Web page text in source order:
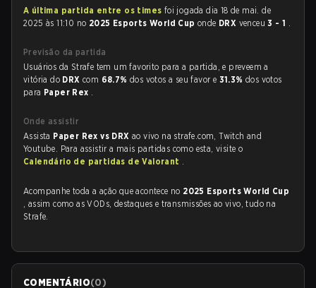
A última partida entre os times foi jogada dia 18 de mai. de
2025 às 11:10 no 2025 Esports World Cuponde DRX venceu3 - 1 .
Previsão da partida
Usuários da Strafe tem um favorito para a partida, e preveem a
vitória do DRXcom 68.7%dos votos a seu favor e 31.3%dos votos
para Paper Rex .
Onde assistir
Assista Paper Rex vs DRXao vivo na strafe.com, Twitch and
Youtube. Para assistir a mais partidas como esta, visite o
Calendário de partidas de Valorant .
Acompanhe toda a ação que acontece no 2025 Esports World Cup
, assim como as VODs, destaques e transmissões ao vivo, tudo na
Strafe.
COMENTÁRIO(0)